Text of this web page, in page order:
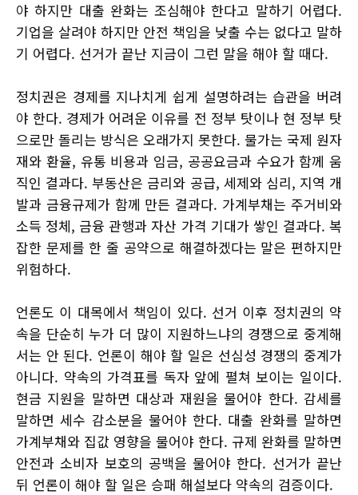
야 하지만 대출 완화는 조심해야 한다고 말하기 어렵다.
기업을 살려야 하지만 안전 책임을 낮출 수는 없다고 말하
기 어렵다. 선거가 끝난 지금이 그런 말을 해야 할 때다.
정치권은 경제를 지나치게 쉽게 설명하려는 습관을 버려
야 한다. 경제가 어려운 이유를 전 정부 탓이나 현 정부 탓
으로만 돌리는 방식은 오래가지 못한다. 물가는 국제 원자
재와 환율, 유통 비용과 임금, 공공요금과 수요가 함께 움
직인 결과다. 부동산은 금리와 공급, 세제와 심리, 지역 개
발과 금융규제가 함께 만든 결과다. 가계부채는 주거비와
소득 정체, 금융 관행과 자산 가격 기대가 쌓인 결과다. 복
잡한 문제를 한 줄 공약으로 해결하겠다는 말은 편하지만
위험하다.
언론도 이 대목에서 책임이 있다. 선거 이후 정치권의 약
속을 단순히 누가 더 많이 지원하느냐의 경쟁으로 중계해
서는 안 된다. 언론이 해야 할 일은 선심성 경쟁의 중계가
아니다. 약속의 가격표를 독자 앞에 펼쳐 보이는 일이다.
현금 지원을 말하면 대상과 재원을 물어야 한다. 감세를
말하면 세수 감소분을 물어야 한다. 대출 완화를 말하면
가계부채와 집값 영향을 물어야 한다. 규제 완화를 말하면
안전과 소비자 보호의 공백을 물어야 한다. 선거가 끝난
뒤 언론이 해야 할 일은 승패 해설보다 약속의 검증이다.